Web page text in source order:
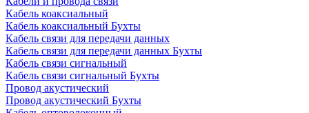
Кабель коаксиальный
Кабель коаксиальный Бухты
Кабель связи для передачи данных
Кабель связи для передачи данных Бухты
Кабель связи сигнальный
Кабель связи сигнальный Бухты
Провод акустический
Провод акустический Бухты